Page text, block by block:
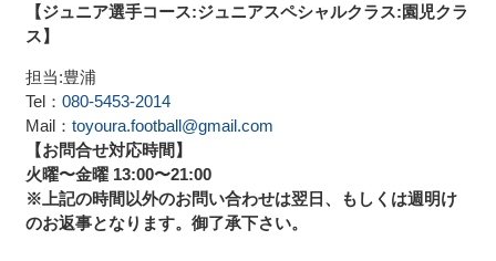
【ジュニア選手コース:ジュニアスペシャルクラス:園児クラ
ス】
担当:豊浦
Tel： 080-5453-2014
Mail： toyoura.football@gmail.com
【お問合せ対応時間】
火曜〜金曜 13:00〜21:00
※上記の時間以外のお問い合わせは翌日、
もしくは週明け
のお返事となります。御了承下さい。